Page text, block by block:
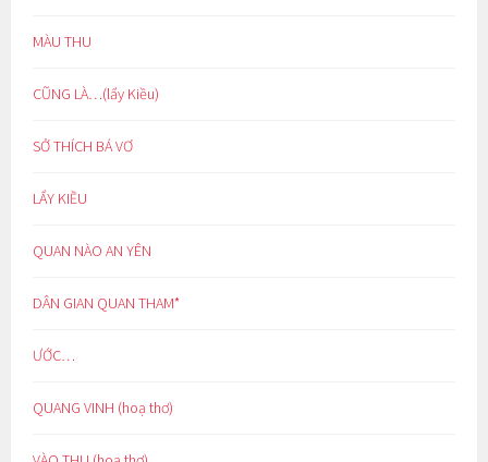
MÀU THU
CŨNG LÀ…(lẩy Kiều)
SỞ THÍCH BÁ VƠ
LẨY KIỀU
QUAN NÀO AN YÊN
DÂN GIAN QUAN THAM*
ƯỚC…
QUANG VINH (hoạ thơ)